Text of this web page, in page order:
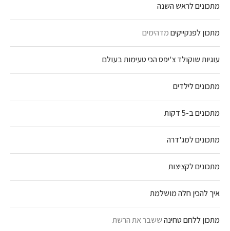
מתכונים לראש השנה
מתכון לפנקייקיםמדהימים
עוגיות שוקולד צ'יפס הכי טעימות בעולם
מתכונים לילדים
מתכונים ב-5 דקות
מתכונים למג'דרה
מתכונים לקציצות
איך להכין חלה מושלמת
מתכון ללחם טחינהששבר את הרשת